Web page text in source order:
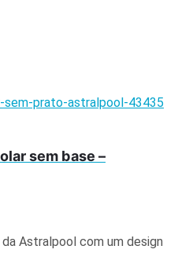
sem base –
Astralpool com um design